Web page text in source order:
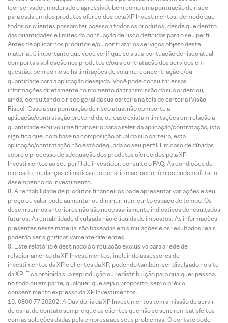
(conservador, moderado e agressivo), bem como uma pontuação de risco
para cada um dos produtos oferecidos pela XP Investimentos, de modo que
todos os clientes possam ter acesso a todos os produtos, desde que dentro
das quantidades e limites da pontuação de risco definidas para o seu perfil.
Antes de aplicar nos produtos e/ou contratar os serviços objeto deste
material, é importante que você verifique se a sua pontuação de risco atual
comporta a aplicação nos produtos e/ou a contratação dos serviços em
questão, bem como se há limitações de volume, concentração e/ou
quantidade para a aplicação desejada. Você pode consultar essas
informações diretamente no momento da transmissão da sua ordem ou,
ainda, consultando o risco geral da sua carteira na tela de carteira (Visão
Risco). Caso a sua pontuação de risco atual não comporte a
aplicação/contratação pretendida, ou caso existam limitações em relação à
quantidade e/ou volume financeiro para a referida aplicação/contratação, isto
significa que, com base na composição atual da sua carteira, esta
aplicação/contratação não está adequada ao seu perfil. Em caso de dúvidas
sobre o processo de adequação dos produtos oferecidos pela XP
Investimentos ao seu perfil de investidor, consulte o FAQ. As condições de
mercado, mudanças climáticas e o cenário macroeconômico podem afetar o
desempenho do investimento.
A rentabilidade de produtos financeiros pode apresentar variações e seu
preço ou valor pode aumentar ou diminuir num curto espaço de tempo. Os
desempenhos anteriores não são necessariamente indicativos de resultados
futuros. A rentabilidade divulgada não é líquida de impostos. As informações
presentes neste material são baseadas em simulações e os resultados reais
poderão ser significativamente diferentes.
Este relatório é destinado à circulação exclusiva para a rede de
relacionamento da XP Investimentos, incluindo assessores de
investimentos da XP e clientes da XP, podendo também ser divulgado no site
da XP. Fica proibida sua reprodução ou redistribuição para qualquer pessoa,
no todo ou em parte, qualquer que seja o propósito, sem o prévio
consentimento expresso da XP Investimentos.
0800 77 20202. A Ouvidoria da XP Investimentos tem a missão de servir
de canal de contato sempre que os clientes que não se sentirem satisfeitos
com as soluções dadas pela empresa aos seus problemas. O contato pode